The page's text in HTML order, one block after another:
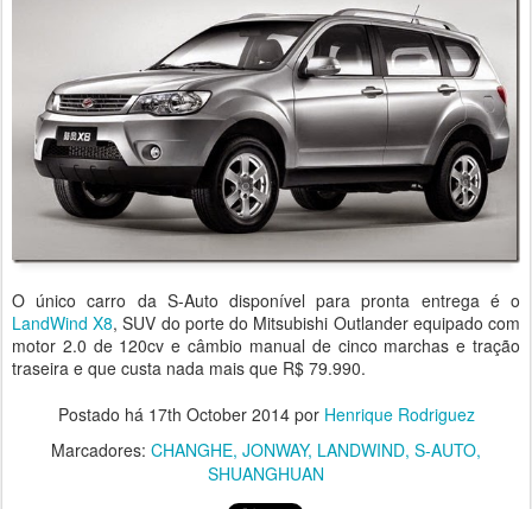
O único carro da S-Auto disponível para pronta entrega é o
LandWind X8, SUV do porte do Mitsubishi Outlander equipado com
motor 2.0 de 120cv e câmbio manual de cinco marchas e tração
traseira e que custa nada mais que R$ 79.990.
Postado há 17th October 2014por Henrique Rodriguez
Marcadores: CHANGHE JONWAY LANDWIND S-AUTO
SHUANGHUAN